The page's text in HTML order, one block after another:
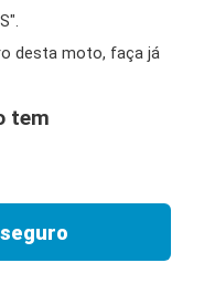
desta moto, faça já
tem